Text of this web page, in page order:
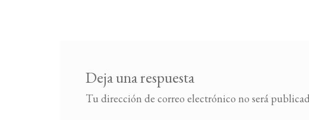
Deja una respuesta
Tu dirección de correo electrónico no será